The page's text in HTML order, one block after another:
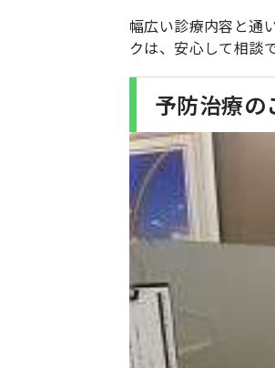
幅広い診療内容と通
クは、安心して相談
予防治療の